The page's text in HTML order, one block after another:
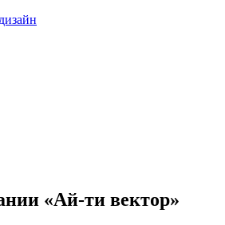
«Ай-ти вектор»